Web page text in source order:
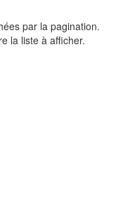
par la pagination.
la liste à afficher.